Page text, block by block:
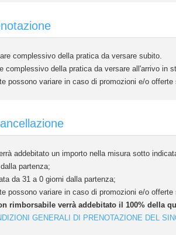
complessivo della pratica da versare subito.
complessivo della pratica da versare all'arrivo in
possono variare in caso di promozioni e/o
addebitato un importo nella misura sotto
partenza;
da 31 a 0 giorni dalla partenza;
possono variare in caso di promozioni e/o
rimborsabile verrà addebitato il 100% della
GENERALI DI PRENOTAZIONE DEL